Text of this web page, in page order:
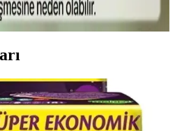
yollarını öğrenin.